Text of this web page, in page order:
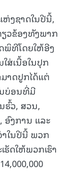
ງຊາດໃນປີນີ້,
ວຂ້ອງທັງພາກ
ພິທີໂດຍໃຫ້ອີງ
ສ່ເນື້ອໃນປຸກ
າດປູກໄດ້ແຕ່
ບ່ອນທີ່ມີ
ຮົ້ວ, ສວນ,
ອົງການ ແລະ
ໃນປີນີ້ ພວກ
ຮັດໃຫ້ພວກເຮົາ